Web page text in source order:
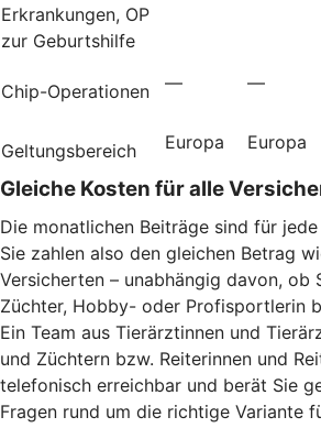
Erkrankungen, OP
zur Geburtshilfe
Chip-Operationen — —
Geltungsbereich Europa Europa
Gleiche Kosten für alle
Die monatlichen Beiträge sind für
Sie zahlen also den gleichen Betrag
Versicherten – unabhängig davon, ob
Züchter, Hobby- oder Profisportlerin
Ein Team aus Tierärztinnen und
und Züchtern bzw. Reiterinnen und
telefonisch erreichbar und berät Sie
Fragen rund um die richtige Variante